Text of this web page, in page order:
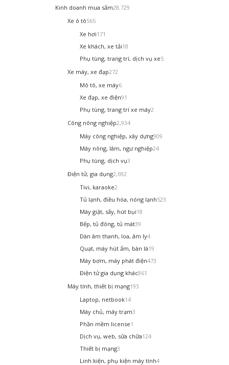
Kinh doanh mua sắm28,729
Xe ô tô565
Xe hơi171
Xe khách, xe tải18
Phụ tùng, trang trí, dịch vụ xe5
Xe máy, xe đạp272
Mô tô, xe máy6
Xe đạp, xe điện91
Phụ tùng, trang trí xe máy2
Công nông nghiệp2,934
Máy công nghiệp, xây dựng909
Máy nông, lâm, ngư nghiệp24
Phụ tùng, dịch vụ3
Điện tử, gia dụng2,692
Tivi, karaoke2
Tủ lạnh, điều hòa, nóng lạnh523
Máy giặt, sấy, hút bụi18
Bếp, tủ đông, tủ mát39
Dàn âm thanh, loa, âm ly4
Quạt, máy hút ẩm, bàn là19
Máy bơm, máy phát điện473
Điện tử gia dụng khác861
Máy tính, thiết bị mạng193
Laptop, netbook14
Máy chủ, máy trạm3
Phần mềm license1
Dịch vụ, web, sửa chữa124
Thiết bị mạng3
Linh kiện, phụ kiện máy tính4